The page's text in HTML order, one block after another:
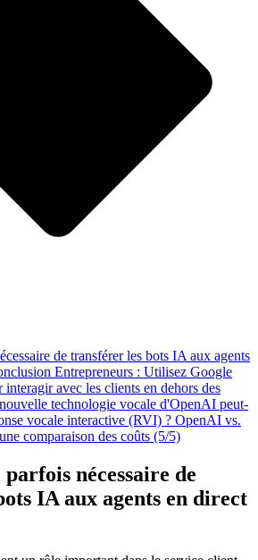
de transférer les bots IA aux agents
Entrepreneurs : Utilisez Google
interagir avec les clients en dehors des
technologie vocale d'OpenAI peut-
vocale interactive (RVI) ? OpenAI vs.
comparaison des coûts (5/5)
nécessaire de
IA aux agents en direct